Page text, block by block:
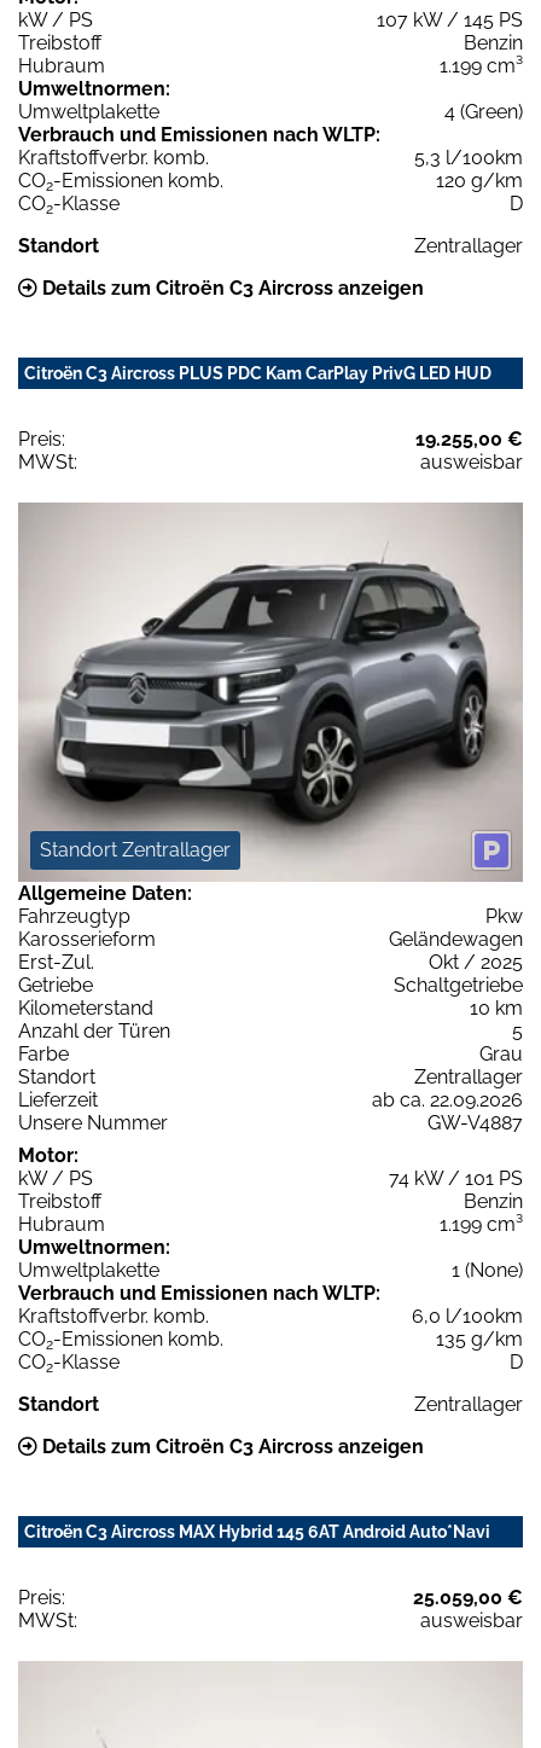
kW / PS
107 kW / 145 PS
Treibstoff
Benzin
Hubraum
1.199 cm³
Umweltnormen:
Umweltplakette
4 (Green)
Verbrauch und Emissionen nach WLTP:
Kraftstoffverbr. komb.
5,3 l/100km
CO2-Emissionen komb.
120 g/km
CO2-Klasse
D
Standort
Zentrallager
Details zum Citroën C3 Aircross anzeigen
Citroën C3 Aircross PLUS PDC Kam CarPlay PrivG LED HUD
Preis:
19.255,00 €
MWSt:
ausweisbar
Standort Zentrallager
Allgemeine Daten:
Fahrzeugtyp
Pkw
Karosserieform
Geländewagen
Erst-Zul.
Okt / 2025
Getriebe
Schaltgetriebe
Kilometerstand
10 km
Anzahl der Türen
5
Farbe
Grau
Standort
Zentrallager
Lieferzeit
ab ca. 22.09.2026
Unsere Nummer
GW-V4887
Motor:
kW / PS
74 kW / 101 PS
Treibstoff
Benzin
Hubraum
1.199 cm³
Umweltnormen:
Umweltplakette
1 (None)
Verbrauch und Emissionen nach WLTP:
Kraftstoffverbr. komb.
6,0 l/100km
CO2-Emissionen komb.
135 g/km
CO2-Klasse
D
Standort
Zentrallager
Details zum Citroën C3 Aircross anzeigen
Citroën C3 Aircross MAX Hybrid 145 6AT Android Auto*Navi
Preis:
25.059,00 €
MWSt:
ausweisbar